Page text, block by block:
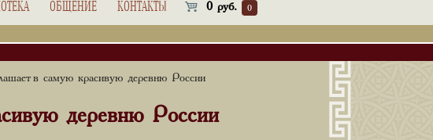
ОБЩЕНИЕ КОНТАКТЫ 0 руб. 0
в самую красивую деревню России
деревню России